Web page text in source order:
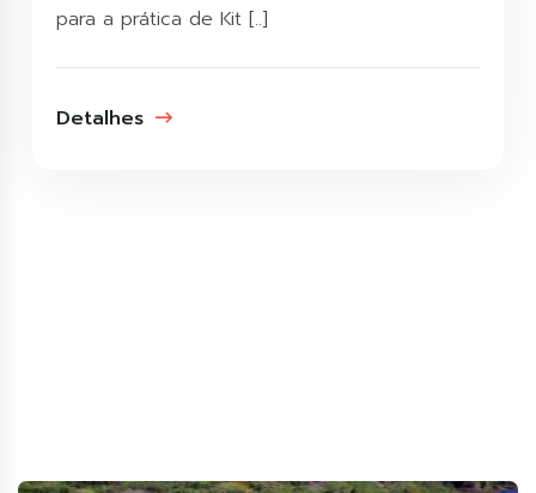
para a prática de Kit [..]
Detalhes